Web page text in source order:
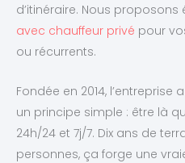
d’itinéraire. Nous
avec chauffeur privé pour
ou récurrents.
Fondée en 2014,
un principe simple : être là
24h/24 et 7j/7. Dix ans de
personnes, ça forge une